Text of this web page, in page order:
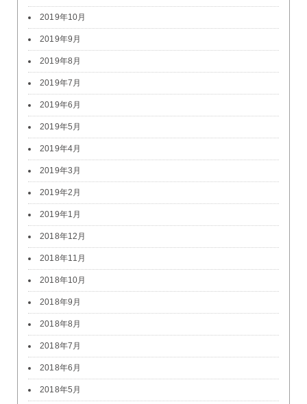
2019年10月
2019年9月
2019年8月
2019年7月
2019年6月
2019年5月
2019年4月
2019年3月
2019年2月
2019年1月
2018年12月
2018年11月
2018年10月
2018年9月
2018年8月
2018年7月
2018年6月
2018年5月